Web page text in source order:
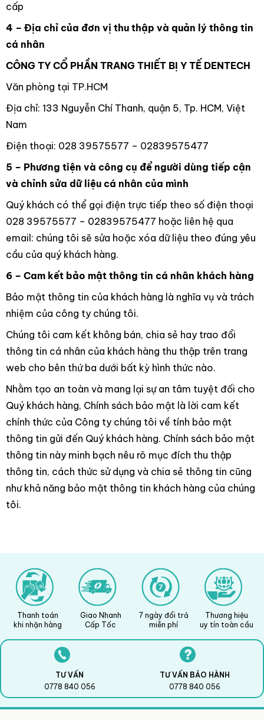
cấp
4 – Địa chỉ của đơn vị thu thập và quản lý thông tin
cá nhân
CÔNG TY CỔ PHẦN TRANG THIẾT BỊ Y TẾ DENTECH
Văn phòng tại TP.HCM
Địa chỉ: 133 Nguyễn Chí Thanh, quận 5, Tp. HCM, Việt
Nam
Điện thoại: 028 39575577 – 02839575477
5 – Phương tiện và công cụ để người dùng tiếp cận
và chỉnh sửa dữ liệu cá nhân của mình
Quý khách có thể gọi điện trực tiếp theo số điện thoại
028 39575577 – 02839575477 hoặc liên hệ qua
email: chúng tôi sẽ sửa hoặc xóa dữ liệu theo đúng yêu
cầu của quý khách hàng.
6 – Cam kết bảo mật thông tin cá nhân khách hàng
Bảo mật thông tin của khách hàng là nghĩa vụ và trách
nhiệm của công ty chúng tôi.
Chúng tôi cam kết không bán, chia sẻ hay trao đổi
thông tin cá nhân của khách hàng thu thập trên trang
web cho bên thứ ba dưới bất kỳ hình thức nào.
Nhằm tạo an toàn và mang lại sự an tâm tuyệt đối cho
Quý khách hàng, Chính sách bảo mật là lời cam kết
chính thức của Công ty chúng tôi về tính bảo mật
thông tin gửi đến Quý khách hàng. Chính sách bảo mật
thông tin này minh bạch nêu rõ mục đích thu thập
thông tin, cách thức sử dụng và chia sẻ thông tin cũng
như khả năng bảo mật thông tin khách hàng của chúng
tôi.
Thanh toán
khi nhận hàng
Giao Nhanh
Cấp Tốc
7 ngày đổi trả
miễn phí
Thương hiệu
uy tín toàn cầu
TƯ VẤN
0778 840 056
TƯ VẤN BẢO HÀNH
0778 840 056